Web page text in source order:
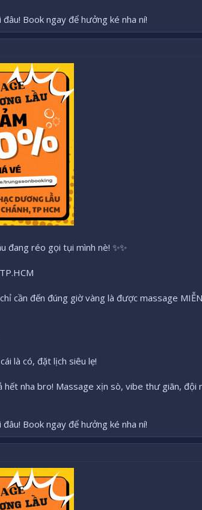
Book ngay để hưởng ké nha ní!
đang réo gọi tụi mình nè! ✨✨
cần đến đúng giờ vàng là được massage
là có, đặt lịch siêu lẹ!
nha bro! Massage xịn sò, vibe thư giãn, đội
Book ngay để hưởng ké nha ní!